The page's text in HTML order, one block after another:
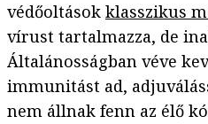
védőoltások klasszikus
vírust tartalmazza, de
Általánosságban véve
immunitást ad,
nem állnak fenn az élő